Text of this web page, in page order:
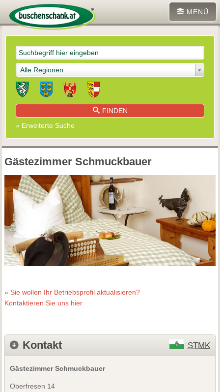
MENÜ
Alle Regionen
FINDEN
» Erweiterte Suche
Gästezimmer Schmuckbauer
» Sie wollen Ihr Betriebsprofil aktualisieren?
Kontaktieren Sie uns hier
Kontakt STMK
Gästezimmer Schmuckbauer
Oberfresen 14